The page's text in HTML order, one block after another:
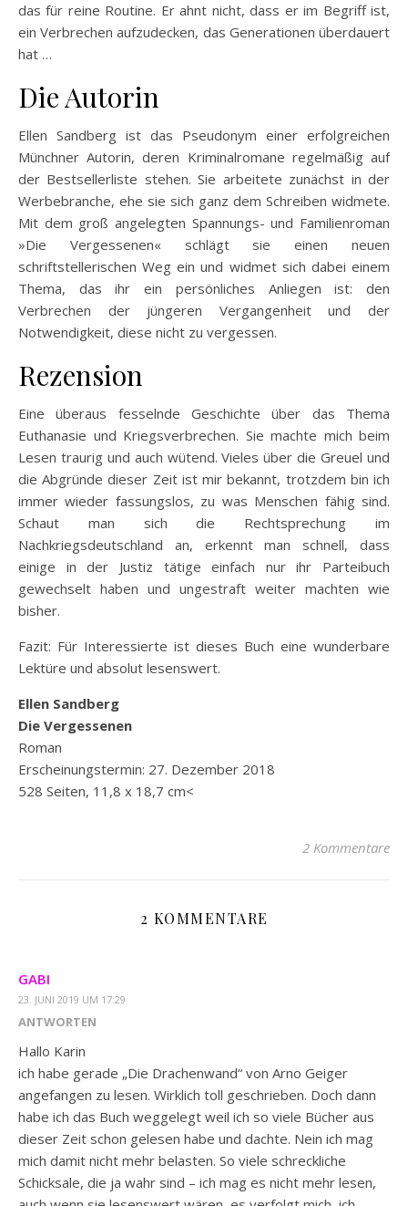
das für reine Routine. Er ahnt nicht, dass er im Begriff ist,
ein Verbrechen aufzudecken, das Generationen überdauert
hat …
Die Autorin
Ellen Sandberg ist das Pseudonym einer erfolgreichen
Münchner Autorin, deren Kriminalromane regelmäßig auf
der Bestsellerliste stehen. Sie arbeitete zunächst in der
Werbebranche, ehe sie sich ganz dem Schreiben widmete.
Mit dem groß angelegten Spannungs- und Familienroman
»Die Vergessenen« schlägt sie einen neuen
schriftstellerischen Weg ein und widmet sich dabei einem
Thema, das ihr ein persönliches Anliegen ist: den
Verbrechen der jüngeren Vergangenheit und der
Notwendigkeit, diese nicht zu vergessen.
Rezension
Eine überaus fesselnde Geschichte über das Thema
Euthanasie und Kriegsverbrechen. Sie machte mich beim
Lesen traurig und auch wütend. Vieles über die Greuel und
die Abgründe dieser Zeit ist mir bekannt, trotzdem bin ich
immer wieder fassungslos, zu was Menschen fähig sind.
Schaut man sich die Rechtsprechung im
Nachkriegsdeutschland an, erkennt man schnell, dass
einige in der Justiz tätige einfach nur ihr Parteibuch
gewechselt haben und ungestraft weiter machten wie
bisher.
Fazit: Für Interessierte ist dieses Buch eine wunderbare
Lektüre und absolut lesenswert.
Ellen Sandberg
Die Vergessenen
Roman
Erscheinungstermin: 27. Dezember 2018
528 Seiten, 11,8 x 18,7 cm<
2 Kommentare
2 KOMMENTARE
GABI
23. JUNI 2019 UM 17:29
ANTWORTEN
Hallo Karin
ich habe gerade „Die Drachenwand“ von Arno Geiger
angefangen zu lesen. Wirklich toll geschrieben. Doch dann
habe ich das Buch weggelegt weil ich so viele Bücher aus
dieser Zeit schon gelesen habe und dachte. Nein ich mag
mich damit nicht mehr belasten. So viele schreckliche
Schicksale, die ja wahr sind – ich mag es nicht mehr lesen,